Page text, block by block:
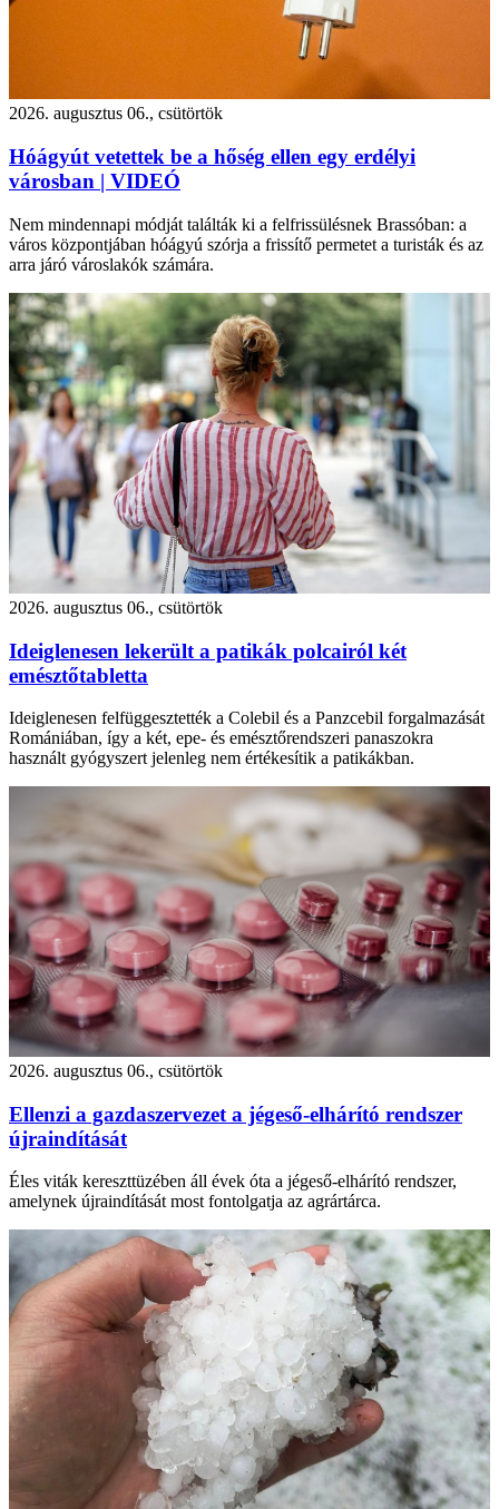
2026. augusztus 06., csütörtök
Hóágyút vetettek be a hőség ellen egy erdélyi
városban | VIDEÓ
Nem mindennapi módját találták ki a felfrissülésnek Brassóban: a
város központjában hóágyú szórja a frissítő permetet a turisták és az
arra járó városlakók számára.
2026. augusztus 06., csütörtök
Ideiglenesen lekerült a patikák polcairól két
emésztőtabletta
Ideiglenesen felfüggesztették a Colebil és a Panzcebil forgalmazását
Romániában, így a két, epe- és emésztőrendszeri panaszokra
használt gyógyszert jelenleg nem értékesítik a patikákban.
2026. augusztus 06., csütörtök
Ellenzi a gazdaszervezet a jégeső-elhárító rendszer
újraindítását
Éles viták kereszttüzében áll évek óta a jégeső-elhárító rendszer,
amelynek újraindítását most fontolgatja az agrártárca.